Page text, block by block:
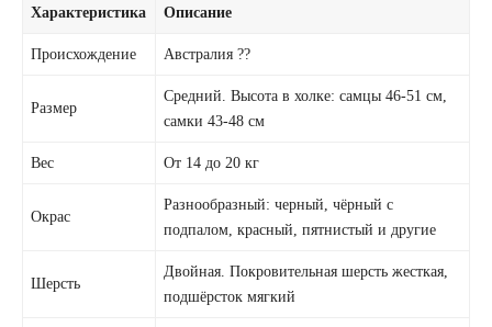
Характеристика Описание
Происхождение Австралия ??
Размер
Средний. Высота в холке: самцы 46-51 см,
самки 43-48 см
Вес От 14 до 20 кг
Окрас
Разнообразный: черный, чёрный с
подпалом, красный, пятнистый и другие
Шерсть
Двойная. Покровительная шерсть жесткая,
подшёрсток мягкий